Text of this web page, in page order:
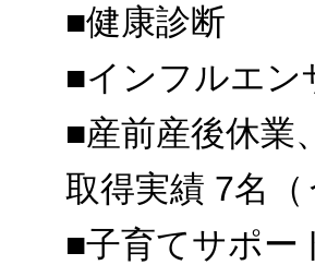
■健康診断
■インフルエン
■産前産後休
取得実績 7名
■子育てサポー